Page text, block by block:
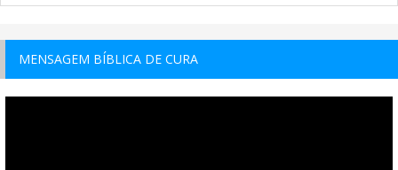
MENSAGEM BÍBLICA DE CURA